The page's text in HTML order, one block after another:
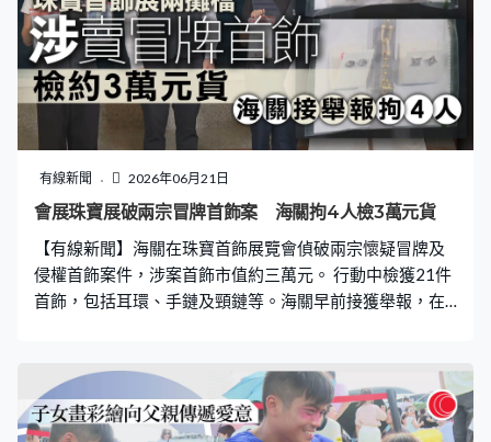
續發些債，不過我們的借貸比例仍是非常低。」 今年首季
經濟增長5.9%，他預測第二季商品出口繼續強勁。陳茂
波：「第二季數字未出，但我們初步掌握從出口方面仍然
是做得不錯，零售市場、餐飲市場也是穩中向好，加上資
產市場現在也平穩，所以未來在消費力方面，我們相信再
加上有盛事經濟，能夠保持。」 至於本港經濟會否受中東
戰事、油價不穩拖累，陳茂波說香港對石油的依賴程度相
對少，短期內影響有限，「但我們都不會輕視，都是要小
心，尤其是部分油價上升的影響，會轉化為對物價的影
響、對通脹率影響。 回望過去四年，他說挑戰之一是不確
定性。陳茂波：「有些不按牌理出牌
有線新聞 2026年06月21日
會展珠寶展破兩宗冒牌首飾案 海關拘4人檢3萬元貨
【有線新聞】海關在珠寶首飾展覽會偵破兩宗懷疑冒牌及
侵權首飾案件，涉案首飾市值約三萬元。 行動中檢獲21件
首飾，包括耳環、手鏈及頸鏈等。海關早前接獲舉報，在
責人及兩名員工。